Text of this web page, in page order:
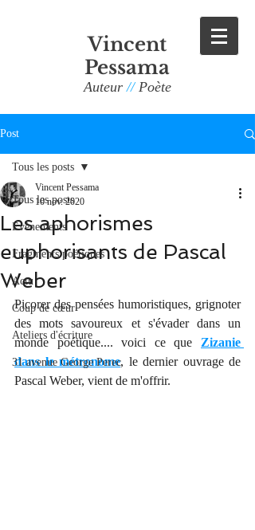
Vincent
Pessama
Auteur//Poète
Post
Tous les posts
Evènements
Fragments poétiques
Actu
Coup de cœur
Ateliers d'écriture
31 avenue George Perec
Tous les posts
Les aphorismes
euphorisants de Pascal
Weber
Vincent Pessama
10 nov. 2020
Picorer des pensées humoristiques, grignoter
des mots savoureux et s'évader dans un
monde poétique.... voici ce que Zizanie
dans le métronome, le dernier ouvrage de
Pascal Weber, vient de m'offrir.